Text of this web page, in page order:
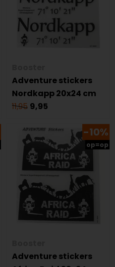
Adventure stickers
Nordkapp 20x24 cm
11,95 9,95
-10%
op=op
Adventure stickers